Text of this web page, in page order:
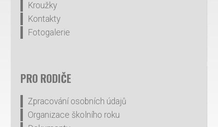
Kroužky
Kontakty
Fotogalerie
PRO RODIČE
Zpracování osobních údajů
Organizace školního roku